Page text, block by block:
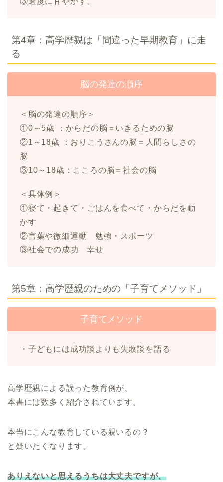
第4章：高学歴親は「間違った早期教育」に走
る
脳の発達の順序
＜脳の発達の順序＞
①0～5歳 ：からだの脳＝いきるための脳
②1～18歳 ：おりこうさんの脳＝人間らしさの
脳
③10～18歳：こころの脳＝社会の脳
＜具体例＞
①寝て・起きて・ごはんを食べて・からだを動
かす
②言葉や微細運動 勉強・スポーツ
③社会での成功 幸せ
第5章：高学歴親のための「子育てメソッド」
子育てメソッド
・子どもには成功談よりも失敗談を語る
高学歴親による誤った教育例が、
本書には数多く紹介されています。
本当にこんな教育している親いるの？
と疑いたくなります。
ありえないと思えるうちは大丈夫ですが、